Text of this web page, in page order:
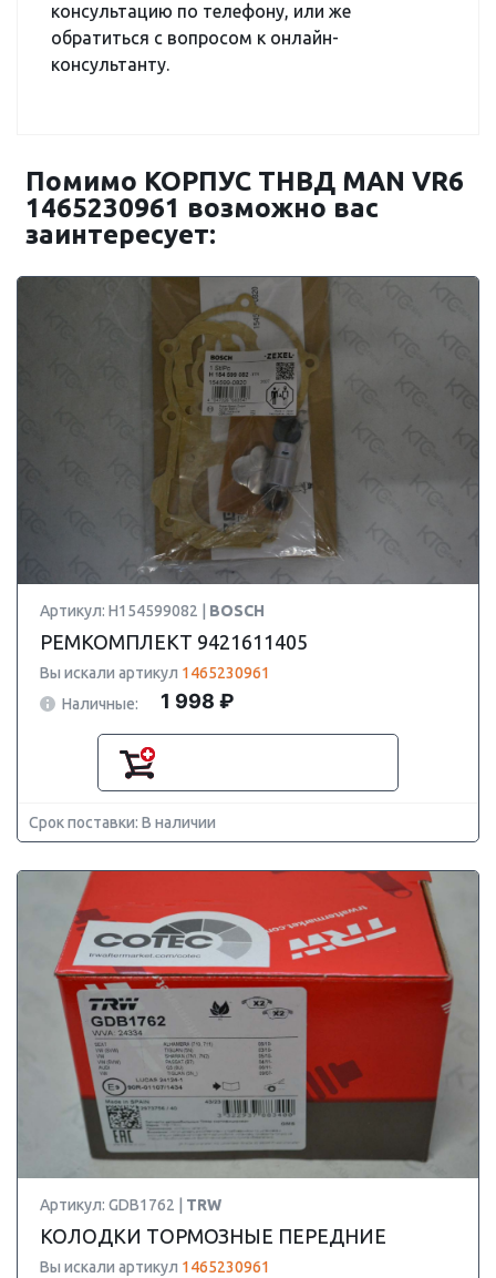
консультацию по телефону, или же
обратиться с вопросом к онлайн-
консультанту.
Помимо КОРПУС ТНВД MAN VR6
1465230961 возможно вас
заинтересует:
Артикул: H154599082 | BOSCH
РЕМКОМПЛЕКТ 9421611405
Вы искали артикул 1465230961
Наличные:
1 998 ₽
Срок поставки: В наличии
Артикул: GDB1762 | TRW
КОЛОДКИ ТОРМОЗНЫЕ ПЕРЕДНИЕ
Вы искали артикул 1465230961